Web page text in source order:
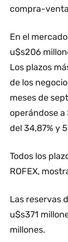
compra-
En el
u$s206
Los plazos
de los
meses de
operándose a
del 34,87% y
Todos los
ROFEX,
Las reservas
u$s371
millones.